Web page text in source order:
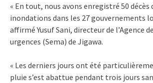
« En tout, nous avons enregistré 50 décès
inondations dans les 27 gouvernements
affirmé Yusuf Sani, directeur de l’Agence
urgences (Sema) de Jigawa.
« Les derniers jours ont été
pluie s’est abattue pendant trois jours